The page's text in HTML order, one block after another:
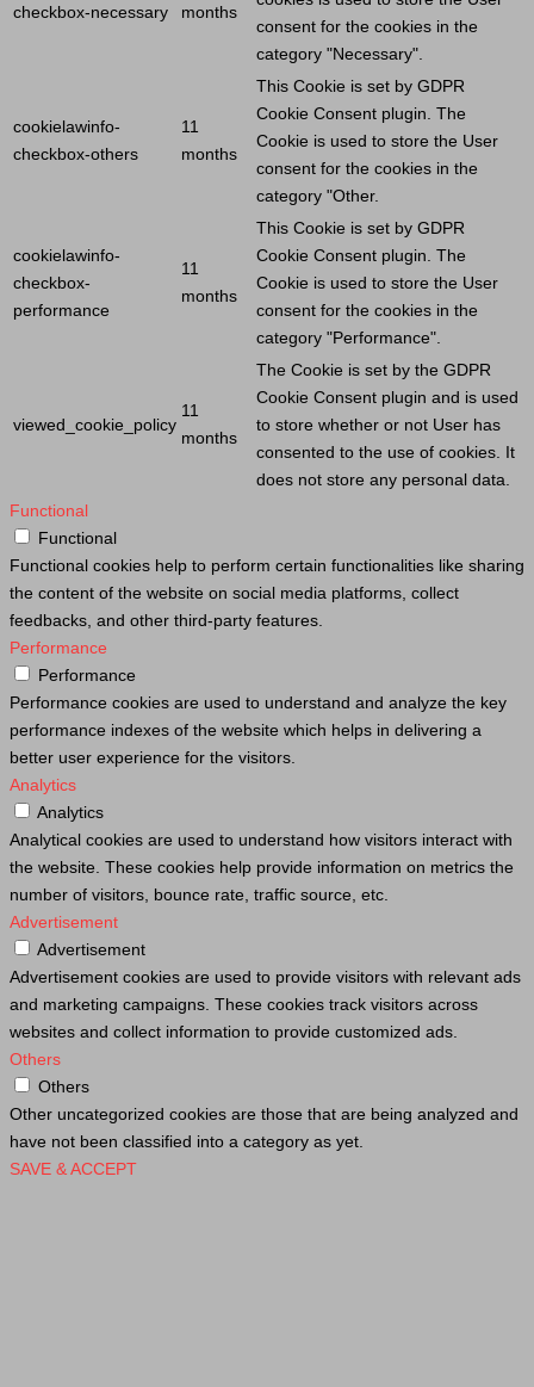
checkbox-necessary months
consent for the cookies in the
category "Necessary".
cookielawinfo-
checkbox-others
11
months
This Cookie is set by GDPR
Cookie Consent plugin. The
Cookie is used to store the User
consent for the cookies in the
category "Other.
cookielawinfo-
checkbox-
performance
11
months
This Cookie is set by GDPR
Cookie Consent plugin. The
Cookie is used to store the User
consent for the cookies in the
category "Performance".
viewed_cookie_policy
11
months
The Cookie is set by the GDPR
Cookie Consent plugin and is used
to store whether or not User has
consented to the use of cookies. It
does not store any personal data.
Functional
Functional
Functional cookies help to perform certain functionalities like sharing
the content of the website on social media platforms, collect
feedbacks, and other third-party features.
Performance
Performance
Performance cookies are used to understand and analyze the key
performance indexes of the website which helps in delivering a
better user experience for the visitors.
Analytics
Analytics
Analytical cookies are used to understand how visitors interact with
the website. These cookies help provide information on metrics the
number of visitors, bounce rate, traffic source, etc.
Advertisement
Advertisement
Advertisement cookies are used to provide visitors with relevant ads
and marketing campaigns. These cookies track visitors across
websites and collect information to provide customized ads.
Others
Others
Other uncategorized cookies are those that are being analyzed and
have not been classified into a category as yet.
SAVE & ACCEPT